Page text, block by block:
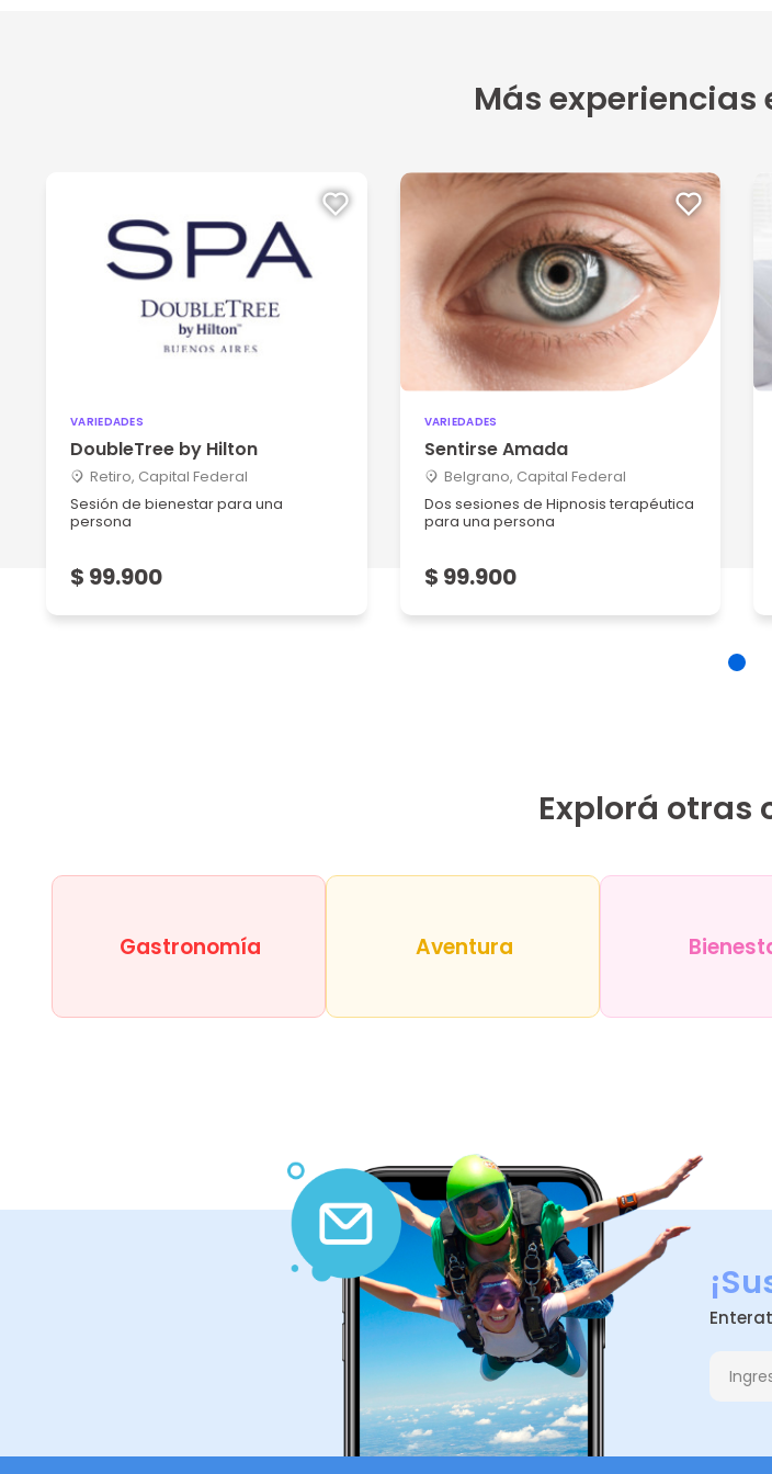
Más experiencias
VARIEDADES
DoubleTree by Hilton
Retiro, Capital Federal
Sesión de bienestar para una
persona
$ 99.900
VARIEDADES
Sentirse Amada
Belgrano, Capital Federal
Dos sesiones de Hipnosis terapéutica
para una persona
$ 99.900
Explorá otras
Gastronomía Aventura